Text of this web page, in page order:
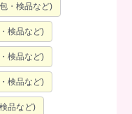
・検品など)
検品など)
検品など)
検品など)
品など)